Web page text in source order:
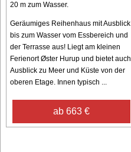
20 m zum Wasser.
Geräumiges Reihenhaus mit Ausblick
bis zum Wasser vom Essbereich und
der Terrasse aus! Liegt am kleinen
Ferienort Øster Hurup und bietet auch
Ausblick zu Meer und Küste von der
oberen Etage. Innen typisch ...
ab 663 €